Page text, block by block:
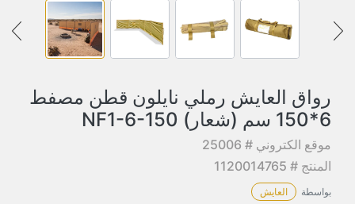
رواق العايش رملي نايلون قطن مصفط
6*150 سم (شعار) NF1-6-150
موقع الكتروني # 25006
المنتج # 1120014765
بواسطة العايش